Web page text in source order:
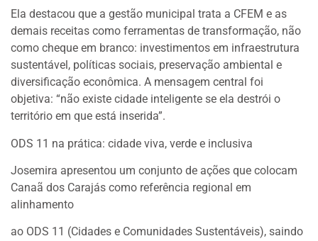
Ela destacou que a gestão municipal trata a CFEM e as
demais receitas como ferramentas de transformação, não
como cheque em branco: investimentos em infraestrutura
sustentável, políticas sociais, preservação ambiental e
diversificação econômica. A mensagem central foi
objetiva: “não existe cidade inteligente se ela destrói o
território em que está inserida”.
ODS 11 na prática: cidade viva, verde e inclusiva
Josemira apresentou um conjunto de ações que colocam
Canaã dos Carajás como referência regional em
alinhamento
ao ODS 11 (Cidades e Comunidades Sustentáveis), saindo